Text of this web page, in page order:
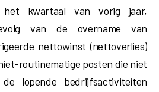
het kwartaal van vorig jaar,
van de overname van
nettowinst (nettoverlies)
routinematige posten die niet
lopende bedrijfsactiviteiten